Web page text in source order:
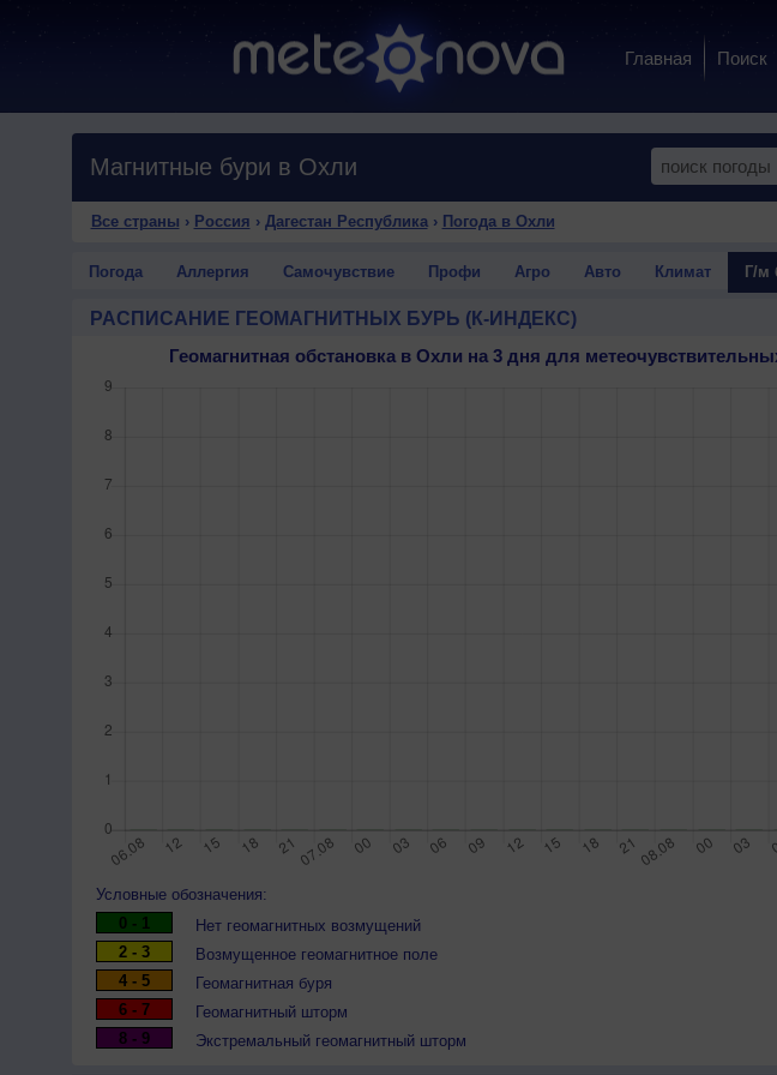
Главная Поиск
Магнитные бури в Охли
Все страны › Россия › Дагестан Республика› Погода в Охли
Погода Аллергия Самочувствие Профи Агро Авто Климат Г/м
РАСПИСАНИЕ ГЕОМАГНИТНЫХ БУРЬ (К-ИНДЕКС)
Геомагнитная обстановка в Охли на 3 дня для
Условные обозначения:
0 - 1
Нет геомагнитных возмущений
2 - 3
Возмущенное геомагнитное поле
4 - 5
Геомагнитная буря
6 - 7
Геомагнитный шторм
8 - 9
Экстремальный геомагнитный шторм